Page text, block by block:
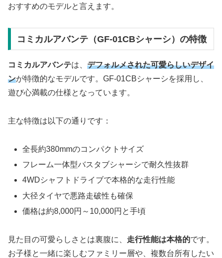
おすすめのモデルと言えます。
コミカルアバンテ（GF-01CBシャーシ）の特徴
コミカルアバンテは、 デフォルメされた可愛らしいデザイ
ンが特徴的なモデルです。GF-01CBシャーシを採用し、
遊び心満載の仕様となっています。
主な特徴は以下の通りです：
全長約380mmのコンパクトサイズ
フレーム一体型バスタブシャーシで耐久性抜群
4WDシャフトドライブで本格的な走行性能
大径タイヤで悪路走破性も確保
価格は約8,000円～10,000円と手頃
見た目の可愛らしさとは裏腹に、 走行性能は本格的です。
お子様と一緒に楽しむファミリー層や、複数台所有したい